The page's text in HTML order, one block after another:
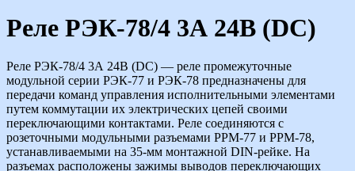
Реле РЭК-78/4 3А 24В (DС)
Реле РЭК-78/4 3А 24В (DС) — реле промежуточные
модульной серии РЭК-77 и РЭК-78 предназначены для
передачи команд управления исполнительными элементами
путем коммутации их электрических цепей своими
переключающими контактами. Реле соединяются с
розеточными модульными разъемами РРМ-77 и РРМ-78,
устанавливаемыми на 35-мм монтажной DIN-рейке. На
разъемах расположены зажимы выводов переключающих